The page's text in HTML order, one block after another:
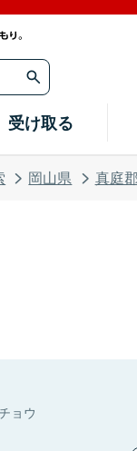
受け取る
岡山県 真庭
ョウ